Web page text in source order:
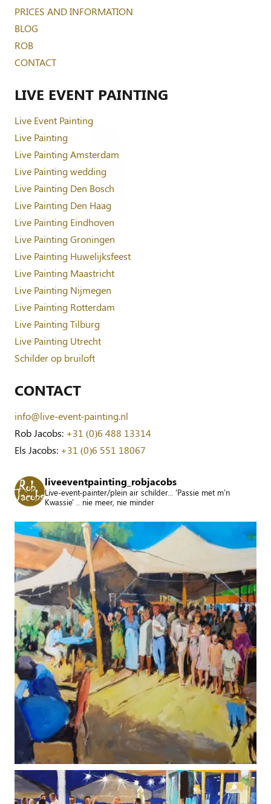
PRICES AND INFORMATION
BLOG
ROB
CONTACT
LIVE EVENT PAINTING
Live Event Painting
Live Painting
Live Painting Amsterdam
Live Painting wedding
Live Painting Den Bosch
Live Painting Den Haag
Live Painting Eindhoven
Live Painting Groningen
Live Painting Huwelijksfeest
Live Painting Maastricht
Live Painting Nijmegen
Live Painting Rotterdam
Live Painting Tilburg
Live Painting Utrecht
Schilder op bruiloft
CONTACT
info@live-event-painting.nl
Rob Jacobs: +31 (0)6 488 13314
Els Jacobs: +31 (0)6 551 18067
liveeventpainting_robjacobs
Live-event-painter/plein air schilder... 'Passie met m'n
Kwassie' .. nie meer, nie minder